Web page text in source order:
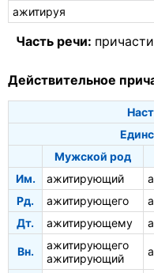
ажитируя
Часть речи:
Действительное
Мужской род
Им.
ажитирующий
Рд.
ажитирующего
Дт.
ажитирующему
Вн.
ажитирующего
ажитирующий